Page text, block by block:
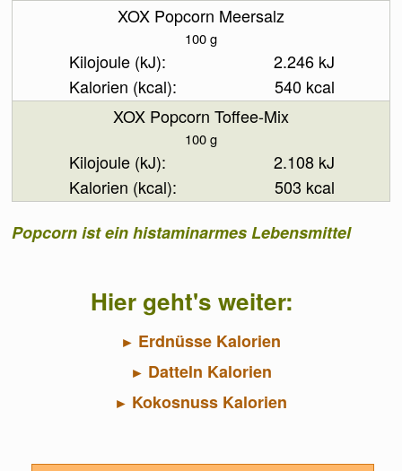
XOX Popcorn Meersalz
100 g
2.246 kJ
540 kcal
XOX Popcorn Toffee-Mix
100 g
2.108 kJ
503 kcal
Popcorn ist ein histaminarmes Lebensmittel
Hier geht's weiter:
Erdnüsse Kalorien
Datteln Kalorien
Kokosnuss Kalorien